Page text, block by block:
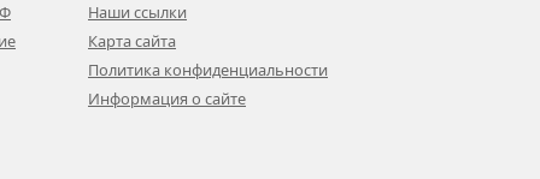
Наши ссылки
Карта сайта
Политика конфиденциальности
Информация о сайте